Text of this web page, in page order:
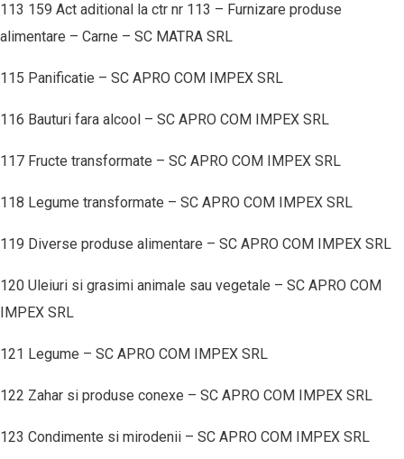
113 159 Act aditional la ctr nr 113 – Furnizare produse
alimentare – Carne – SC MATRA SRL
115 Panificatie – SC APRO COM IMPEX SRL
116 Bauturi fara alcool – SC APRO COM IMPEX SRL
117 Fructe transformate – SC APRO COM IMPEX SRL
118 Legume transformate – SC APRO COM IMPEX SRL
119 Diverse produse alimentare – SC APRO COM IMPEX SRL
120 Uleiuri si grasimi animale sau vegetale – SC APRO COM
IMPEX SRL
121 Legume – SC APRO COM IMPEX SRL
122 Zahar si produse conexe – SC APRO COM IMPEX SRL
123 Condimente si mirodenii – SC APRO COM IMPEX SRL